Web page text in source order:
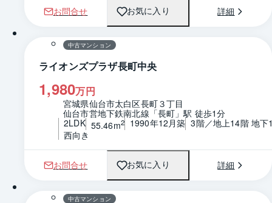
お問合せ お気に入り 詳細
1 / 0 間取り
中古マンション
ライオンズプラザ長町中央
1,980万円
宮城県仙台市太白区長町３丁目
仙台市営地下鉄南北線「長町」駅 徒歩1分
2LDK 55.46m2 1990年12月築 3階／地上14階 地下
西向き
お問合せ お気に入り 詳細
1 / 0 間取り
中古マンション